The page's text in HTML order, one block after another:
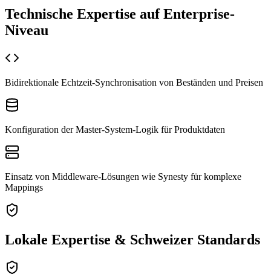
Technische Expertise auf Enterprise-
Niveau
Bidirektionale Echtzeit-Synchronisation von Beständen und Preisen
Konfiguration der Master-System-Logik für Produktdaten
Einsatz von Middleware-Lösungen wie Synesty für komplexe
Mappings
Lokale Expertise & Schweizer Standards